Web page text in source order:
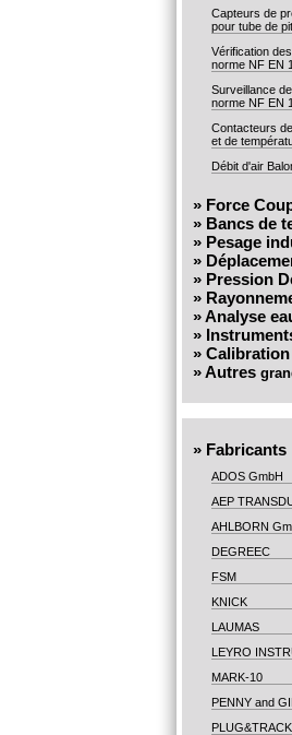
Capteurs de
pour tube de
Vérification
norme NF EN
Surveillance
norme NF EN
Contacteurs
et de
Débit d'air
» Force
» Bancs de
» Pesage
»
» Pression
»
»Analyse
»
»
»Autres
» Fabricants
ADOS GmbH
AEP
AHLBORN
DEGREEC
FSM
KNICK
LAUMAS
LEYRO
MARK-10
PENNY and
PLUG&TRACK